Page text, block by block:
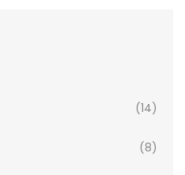
(14)
(8)